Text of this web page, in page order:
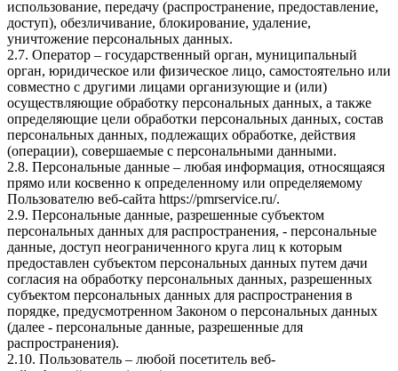
использование, передачу (распространение, предоставление,
доступ), обезличивание, блокирование, удаление,
уничтожение персональных данных.
2.7. Оператор – государственный орган, муниципальный
орган, юридическое или физическое лицо, самостоятельно или
совместно с другими лицами организующие и (или)
осуществляющие обработку персональных данных, а также
определяющие цели обработки персональных данных, состав
персональных данных, подлежащих обработке, действия
(операции), совершаемые с персональными данными.
2.8. Персональные данные – любая информация, относящаяся
прямо или косвенно к определенному или определяемому
Пользователю веб-сайта https://pmrservice.ru/.
2.9. Персональные данные, разрешенные субъектом
персональных данных для распространения, - персональные
данные, доступ неограниченного круга лиц к которым
предоставлен субъектом персональных данных путем дачи
согласия на обработку персональных данных, разрешенных
субъектом персональных данных для распространения в
порядке, предусмотренном Законом о персональных данных
(далее - персональные данные, разрешенные для
распространения).
2.10. Пользователь – любой посетитель веб-